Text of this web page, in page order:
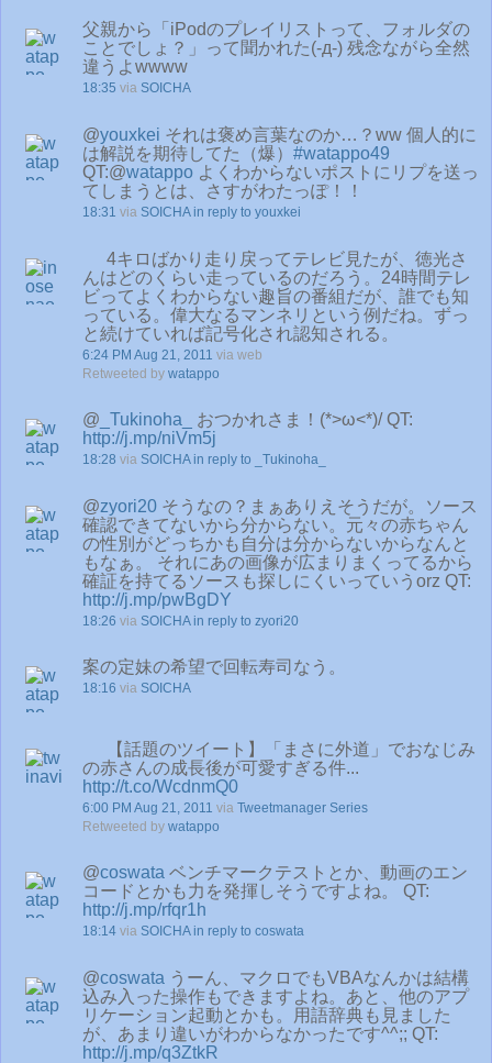
父親から「iPodのプレイリストって、フォルダの
ことでしょ？」って聞かれた(-д-) 残念ながら全然
違うよwwww
18:35 via SOICHA
@youxkei それは褒め言葉なのか…？ww 個人的に
は解説を期待してた（爆） #watappo49
QT:@watappo よくわからないポストにリプを送っ
てしまうとは、さすがわたっぽ！！
18:31 via SOICHA in reply to youxkei
4キロばかり走り戻ってテレビ見たが、徳光さ
んはどのくらい走っているのだろう。24時間テレ
ビってよくわからない趣旨の番組だが、誰でも知
っている。偉大なるマンネリという例だね。ずっ
と続けていれば記号化され認知される。
6:24 PM Aug 21, 2011 via web
Retweeted by watappo
@ _Tukinoha_
おつかれさま！(*>ω<*)/ QT:
http://j.mp/niVm5j
18:28 via SOICHA in reply to _Tukinoha_
@zyori20 そうなの？まぁありえそうだが。ソース
確認できてないから分からない。元々の赤ちゃん
の性別がどっちかも自分は分からないからなんと
もなぁ。 それにあの画像が広まりまくってるから
確証を持てるソースも探しにくいっていうorz QT:
http://j.mp/pwBgDY
18:26 via SOICHA in reply to zyori20
案の定妹の希望で回転寿司なう。
18:16 via SOICHA
【話題のツイート】「まさに外道」でおなじみ
の赤さんの成長後が可愛すぎる件...
http://t.co/WcdnmQ0
6:00 PM Aug 21, 2011 via Tweetmanager Series
Retweeted by watappo
@coswata ベンチマークテストとか、動画のエン
コードとかも力を発揮しそうですよね。 QT:
http://j.mp/rfqr1h
18:14 via SOICHA in reply to coswata
@coswata うーん、マクロでもVBAなんかは結構
込み入った操作もできますよね。あと、他のアプ
リケーション起動とかも。用語辞典も見ました
が、あまり違いがわからなかったです^^;; QT:
http://j.mp/q3ZtkR